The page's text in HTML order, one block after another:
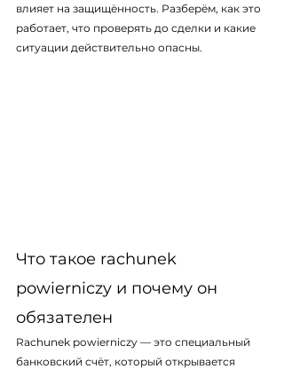
влияет на защищённость. Разберём, как это
работает, что проверять до сделки и какие
ситуации действительно опасны.
Что такое rachunek
powierniczy и почему он
обязателен
Rachunek powierniczy — это специальный
банковский счёт, который открывается